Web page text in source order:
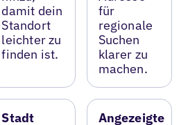
damit dein
Standort
leichter zu
finden ist.
für
regionale
Suchen
klarer zu
machen.
Stadt
Angezeigte